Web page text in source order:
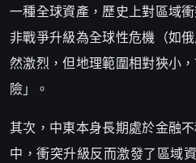
一種全球資產，歷史上對區域
非戰爭升級為全球性危機（如
然激烈，但地理範圍相對狹小
險」。
其次，中東本身長期處於金融
中，衝突升級反而激發了區域